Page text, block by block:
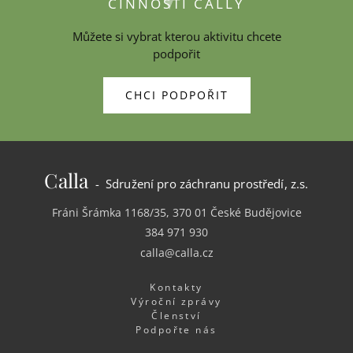
ČINNOSTI CALLY
Můžete si vybrat kterou aktivitu chcete
podpořit
CHCI PODPOŘIT
Calla- Sdružení pro záchranu prostředí, z.s.
Fráni Šrámka 1168/35, 370 01 České Budějovice
384 971 930
calla@calla.cz
Kontakty
Výroční zprávy
Členství
Podpořte nás